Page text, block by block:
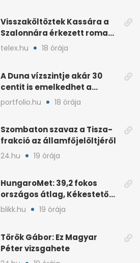
Visszaköltöztek Kassára a
Szalonnára érkezett roma
családok
telex.hu 18 órája
A Duna vízszintje akár 30
centit is emelkedhet a
nyugati esők után
portfolio.hu 18 órája
Szombaton szavaz a Tisza-
frakció az államfőjelöltjéről
24.hu 19 órája
HungaroMet: 39,2 fokos
országos átlag, Kékestetőn
hajszál híján rekord
blikk.hu 19 órája
Török Gábor: Ez Magyar
Péter vizsgahete